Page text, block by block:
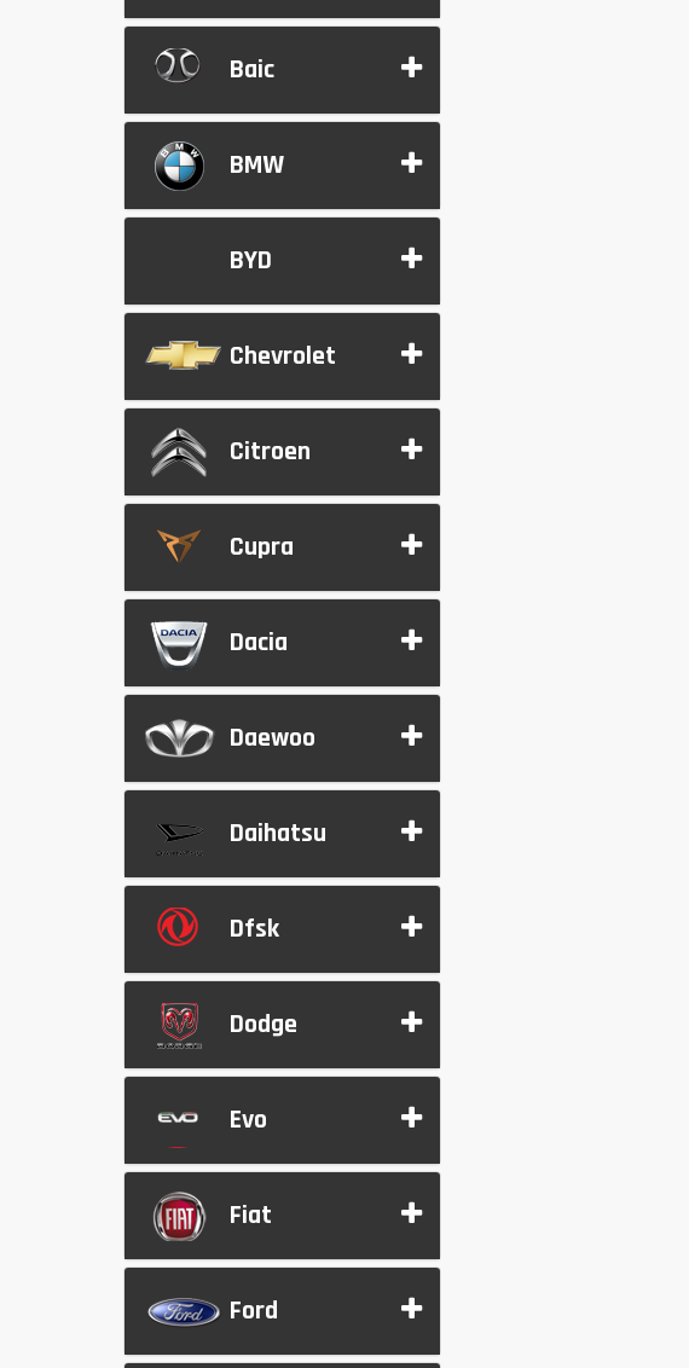
Baic
BMW
BYD
Chevrolet
Citroen
Cupra
Dacia
Daewoo
Daihatsu
Dfsk
Dodge
Evo
Fiat
Ford